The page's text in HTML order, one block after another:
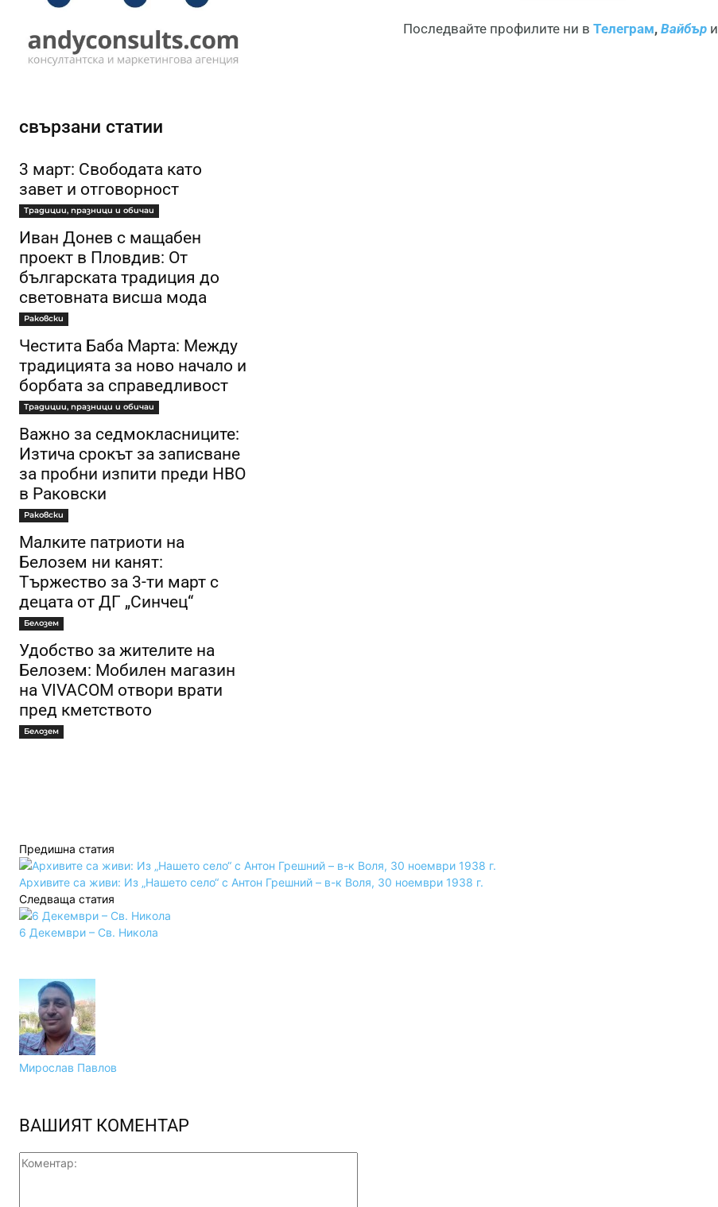
свързани статии
3 март: Свободата като
завет и отговорност
Традиции, празници и обичаи
Иван Донев с мащабен
проект в Пловдив: От
българската традиция до
световната висша мода
Раковски
Честита Баба Марта: Между
традицията за ново начало и
борбата за справедливост
Традиции, празници и обичаи
Важно за седмокласниците:
Изтича срокът за записване
за пробни изпити преди НВО
в Раковски
Раковски
Малките патриоти на
Белозем ни канят:
Тържество за 3-ти март с
децата от ДГ „Синчец“
Белозем
Удобство за жителите на
Белозем: Мобилен магазин
на VIVACOM отвори врати
пред кметството
Белозем
Последвайте профилите ни в Телеграм, Вайбър и
Предишна статия
Архивите са живи: Из „Нашето село“ с Антон Грешний – в-к Воля, 30 ноември 1938 г.
Следваща статия
6 Декември – Св. Никола
Мирослав Павлов
ВАШИЯТ КОМЕНТАР